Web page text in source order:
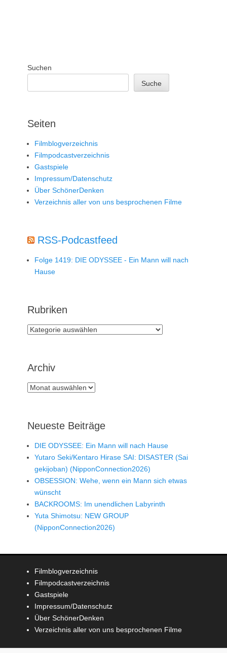
Suchen
Suche
Seiten
Filmblogverzeichnis
Filmpodcastverzeichnis
Gastspiele
Impressum/Datenschutz
Über SchönerDenken
Verzeichnis aller von uns besprochenen Filme
RSS-Podcastfeed
Folge 1419: DIE ODYSSEE - Ein Mann will nach
Hause
Rubriken
Rubriken
Archiv
Archiv
Neueste Beiträge
DIE ODYSSEE: Ein Mann will nach Hause
Yutaro Seki/Kentaro Hirase SAI: DISASTER (Sai
gekijoban) (NipponConnection2026)
OBSESSION: Wehe, wenn ein Mann sich etwas
wünscht
BACKROOMS: Im unendlichen Labyrinth
Yuta Shimotsu: NEW GROUP
(NipponConnection2026)
Filmblogverzeichnis
Filmpodcastverzeichnis
Gastspiele
Impressum/Datenschutz
Über SchönerDenken
Verzeichnis aller von uns besprochenen Filme